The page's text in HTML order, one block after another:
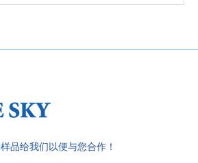
品给我们以便与您合作！